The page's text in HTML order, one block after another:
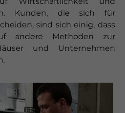
Kunden, die sich für
sind sich einig, dass
andere Methoden zur
und Unternehmen